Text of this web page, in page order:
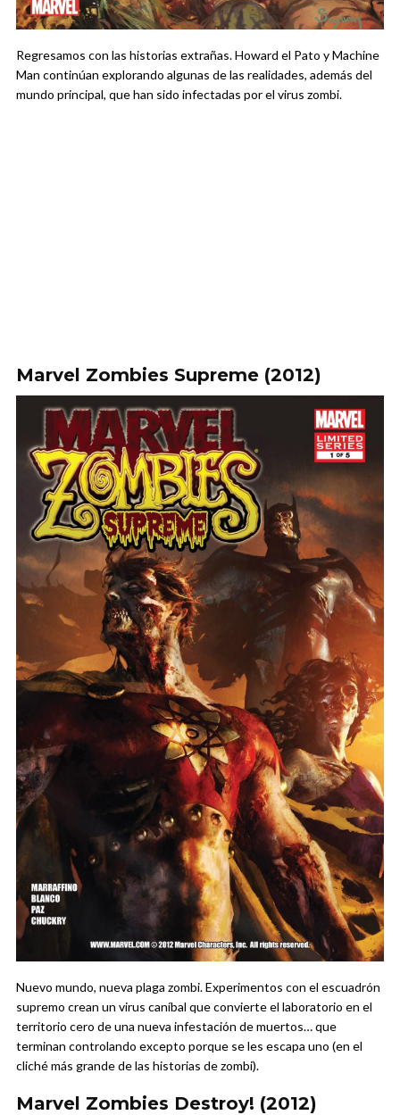
Regresamos con las historias extrañas. Howard el Pato y Machine
Man continúan explorando algunas de las realidades, además del
mundo principal, que han sido infectadas por el virus zombi.
Marvel Zombies Supreme (2012)
Nuevo mundo, nueva plaga zombi. Experimentos con el escuadrón
supremo crean un virus caníbal que convierte el laboratorio en el
territorio cero de una nueva infestación de muertos… que
terminan controlando excepto porque se les escapa uno (en el
cliché más grande de las historias de zombi).
Marvel Zombies Destroy! (2012)